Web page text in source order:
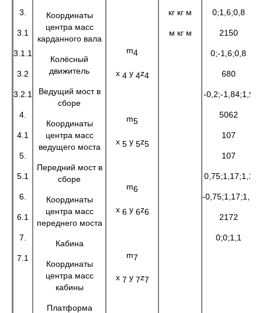
3.
3.1
3.1.1
3.2
3.2.1
4.
4.1
5.
5.1
6.
6.1
7.
7.1
Координаты
центра масс
карданного вала
Колёсный
движитель
Ведущий мост в
сборе
Координаты
центра масс
ведущего моста
Передний мост в
сборе
Координаты
центра масс
переднего моста
Кабина
Координаты
центра масс
кабины
Платформа
m4
x 4 y 4z4
m5
x 5 y 5z5
m6
x 6 y 6z6
m7
x 7 y 7z7
кг кг м
м кг м
0;1,6;0,8
2150
0;-1,6;0,8
680
-0,2;-1,84;1,9
5062
107
107
0,75;1,17;1,1
-0,75;1,17;1,1
2172
0;0;1,1